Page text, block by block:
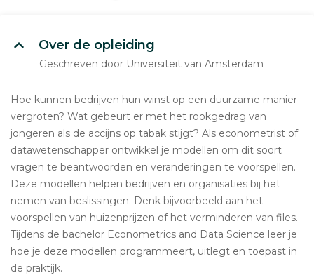
Over de opleiding
Geschreven door Universiteit van Amsterdam
Hoe kunnen bedrijven hun winst op een duurzame manier
vergroten? Wat gebeurt er met het rookgedrag van
jongeren als de accijns op tabak stijgt? Als econometrist of
datawetenschapper ontwikkel je modellen om dit soort
vragen te beantwoorden en veranderingen te voorspellen.
Deze modellen helpen bedrijven en organisaties bij het
nemen van beslissingen. Denk bijvoorbeeld aan het
voorspellen van huizenprijzen of het verminderen van files.
Tijdens de bachelor Econometrics and Data Science leer je
hoe je deze modellen programmeert, uitlegt en toepast in
de praktijk.